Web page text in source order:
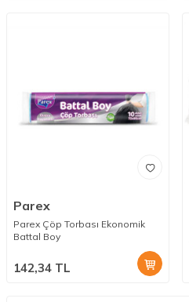
Parex
Parex Çöp Torbası Ekonomik
Battal Boy
142,34 TL